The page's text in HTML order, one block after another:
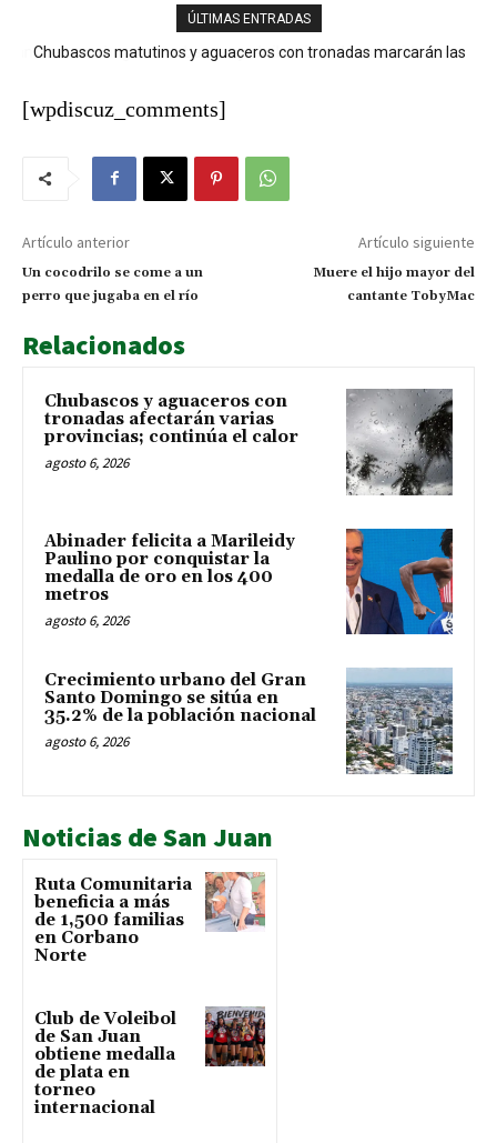
ÚLTIMAS ENTRADAS
Chubascos matutinos y aguaceros con tronadas marcarán las
[wpdiscuz_comments]
Artículo anterior
Un cocodrilo se come a un
perro que jugaba en el río
Artículo siguiente
Muere el hijo mayor del
cantante TobyMac
Relacionados
Chubascos y aguaceros con
tronadas afectarán varias
provincias; continúa el calor
agosto 6, 2026
Abinader felicita a Marileidy
Paulino por conquistar la
medalla de oro en los 400
metros
agosto 6, 2026
Crecimiento urbano del Gran
Santo Domingo se sitúa en
35.2% de la población nacional
agosto 6, 2026
Noticias de San Juan
Ruta Comunitaria
beneficia a más
de 1,500 familias
en Corbano
Norte
Club de Voleibol
de San Juan
obtiene medalla
de plata en
torneo
internacional